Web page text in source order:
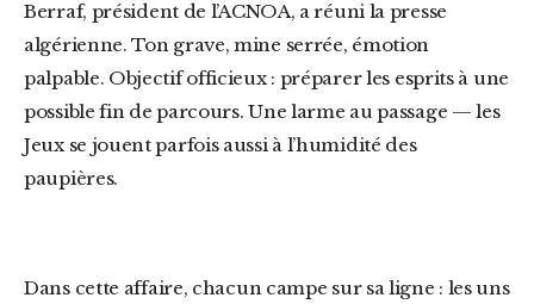
Berraf, président de l’ACNOA, a réuni la presse
algérienne. Ton grave, mine serrée, émotion
palpable. Objectif officieux : préparer les esprits à une
possible fin de parcours. Une larme au passage — les
Jeux se jouent parfois aussi à l’humidité des
paupières.
Dans cette affaire, chacun campe sur sa ligne : les uns